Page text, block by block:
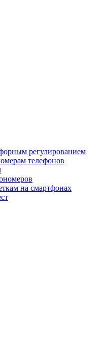
регулированием
телефонов
на смартфонах